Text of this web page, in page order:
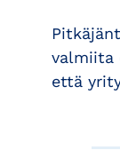
valmiita
että